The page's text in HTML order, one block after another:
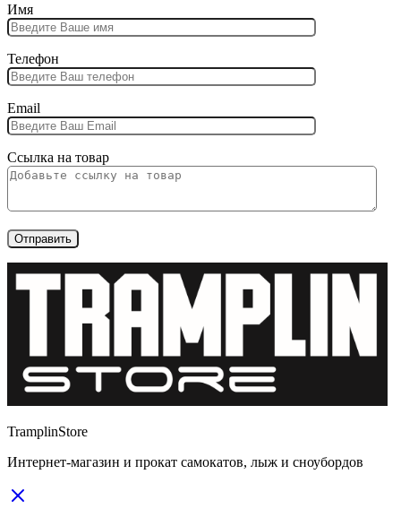
Имя
Телефон
Email
Ссылка на товар
TramplinStore
Интернет-магазин и прокат самокатов, лыж и сноубордов